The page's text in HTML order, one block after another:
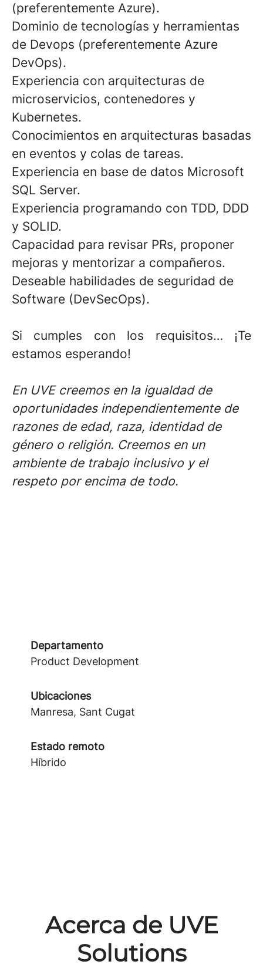
(preferentemente Azure).
Dominio de tecnologías y herramientas
de Devops (preferentemente Azure
DevOps).
Experiencia con arquitecturas de
microservicios, contenedores y
Kubernetes.
Conocimientos en arquitecturas basadas
en eventos y colas de tareas.
Experiencia en base de datos Microsoft
SQL Server.
Experiencia programando con TDD, DDD
y SOLID.
Capacidad para revisar PRs, proponer
mejoras y mentorizar a compañeros.
Deseable habilidades de seguridad de
Software (DevSecOps).
Si cumples con los requisitos… ¡Te
estamos esperando!
En UVE creemos en la igualdad de
oportunidades independientemente de
razones de edad, raza, identidad de
género o religión. Creemos en un
ambiente de trabajo inclusivo y el
respeto por encima de todo.
Departamento
Product Development
Ubicaciones
Manresa, Sant Cugat
Estado remoto
Híbrido
Acerca de UVE
Solutions